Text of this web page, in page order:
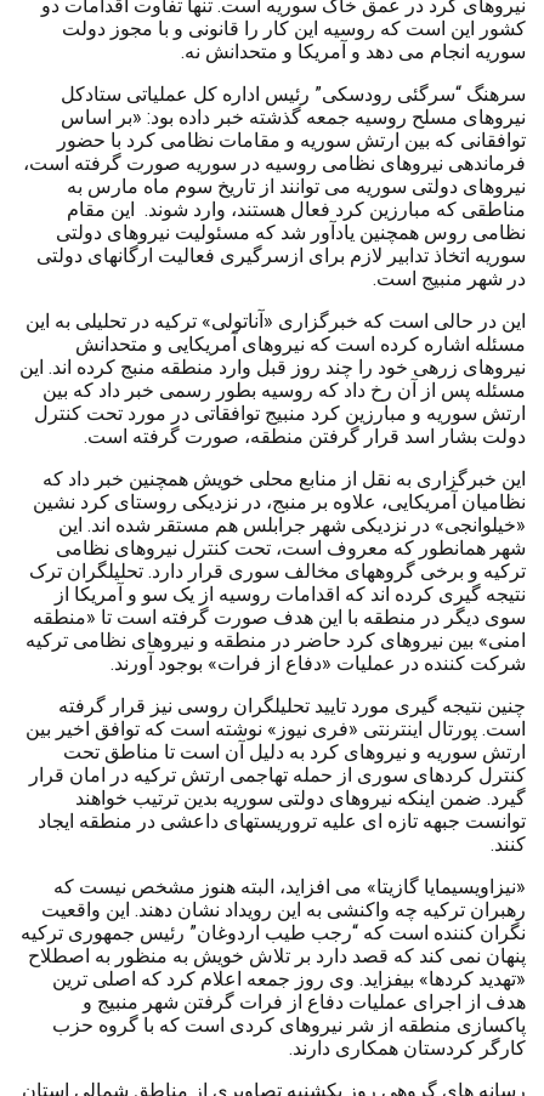
نیروهای کرد در عمق خاک سوریه است. تنها تفاوت اقدامات دو
کشور این است که روسیه این کار را قانونی و با مجوز دولت
سوریه انجام می دهد و آمریکا و متحدانش نه.
سرهنگ “سرگئی رودسکی” رئیس اداره کل عملیاتی ستادکل
نیروهای مسلح روسیه جمعه گذشته خبر داده بود: «بر اساس
توافقانی که بین ارتش سوریه و مقامات نظامی کرد با حضور
فرماندهی نیروهای نظامی روسیه در سوریه صورت گرفته است،
نیروهای دولتی سوریه می توانند از تاریخ سوم ماه مارس به
مناطقی که مبارزین کرد فعال هستند، وارد شوند. این مقام
نظامی روس همچنین یادآور شد که مسئولیت نیروهای دولتی
سوریه اتخاذ تدابیر لازم برای ازسرگیری فعالیت ارگانهای دولتی
در شهر منبیج است.
این در حالی است که خبرگزاری «آناتولی» ترکیه در تحلیلی به این
مسئله اشاره کرده است که نیروهای آمریکایی و متحدانش
نیروهای زرهی خود را چند روز قبل وارد منطقه منبج کرده اند. این
مسئله پس از آن رخ داد که روسیه بطور رسمی خبر داد که بین
ارتش سوریه و مبارزین کرد منبیج توافقاتی در مورد تحت کنترل
دولت بشار اسد قرار گرفتن منطقه، صورت گرفته است.
این خبرگزاری به نقل از منابع محلی خویش همچنین خبر داد که
نظامیان آمریکایی، علاوه بر منبج، در نزدیکی روستای کرد نشین
«خیلوانجی» در نزدیکی شهر جرابلس هم مستقر شده اند. این
شهر همانطور که معروف است، تحت کنترل نیروهای نظامی
ترکیه و برخی گروههای مخالف سوری قرار دارد. تحلیلگران ترک
نتیجه گیری کرده اند که اقدامات روسیه از یک سو و آمریکا از
سوی دیگر در منطقه با این هدف صورت گرفته است تا «منطقه
امنی» بین نیروهای کرد حاضر در منطقه و نیروهای نظامی ترکیه
شرکت کننده در عملیات «دفاع از فرات» بوجود آورند.
چنین نتیجه گیری مورد تایید تحلیلگران روسی نیز قرار گرفته
است. پورتال اینترنتی «فری نیوز» نوشته است که توافق اخیر بین
ارتش سوریه و نیروهای کرد به دلیل آن است تا مناطق تحت
کنترل کردهای سوری از حمله تهاجمی ارتش ترکیه در امان قرار
گیرد. ضمن اینکه نیروهای دولتی سوریه بدین ترتیب خواهند
توانست جبهه تازه ای علیه تروریستهای داعشی در منطقه ایجاد
کنند.
«نیزاویسیمایا گازیتا» می افزاید، البته هنوز مشخص نیست که
رهبران ترکیه چه واکنشی به این رویداد نشان دهند. این واقعیت
نگران کننده است که “رجب طیب اردوغان” رئیس جمهوری ترکیه
پنهان نمی کند که قصد دارد بر تلاش خویش به منظور به اصطلاح
«تهدید کردها» بیفزاید. وی روز جمعه اعلام کرد که اصلی ترین
هدف از اجرای عملیات دفاع از فرات گرفتن شهر منبیج و
پاکسازی منطقه از شر نیروهای کردی است که با گروه حزب
کارگر کردستان همکاری دارند.
رسانه های گروهی روز یکشنبه تصاویری از مناطق شمالی استان